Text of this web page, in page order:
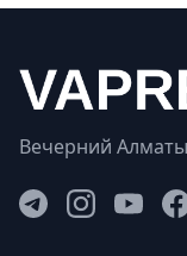
Вечерний